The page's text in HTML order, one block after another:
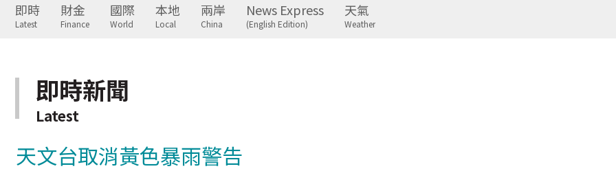
即時
Latest
財金
Finance
國際
World
本地
Local
兩岸
China
News Express
(English Edition)
天氣
Weather
即時新聞
Latest
天文台取消黃色暴雨警告